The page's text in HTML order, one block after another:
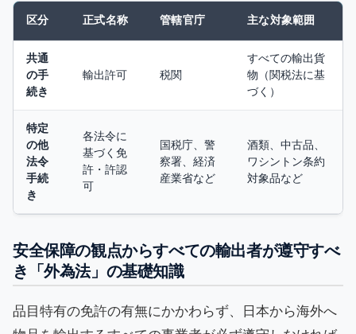
区分 正式名称 管轄官庁 主な対象範囲
共通
の手
続き
輸出許可 税関
すべての輸出貨
物（関税法に基
づく）
特定
の他
法令
手続
き
各法令に
基づく免
許・許認
可
国税庁、警
察署、経済
産業省など
酒類、中古品、
ワシントン条約
対象品など
安全保障の観点からすべての輸出者が遵守すべ
き「外為法」の基礎知識
品目特有の免許の有無にかかわらず、日本から海外へ